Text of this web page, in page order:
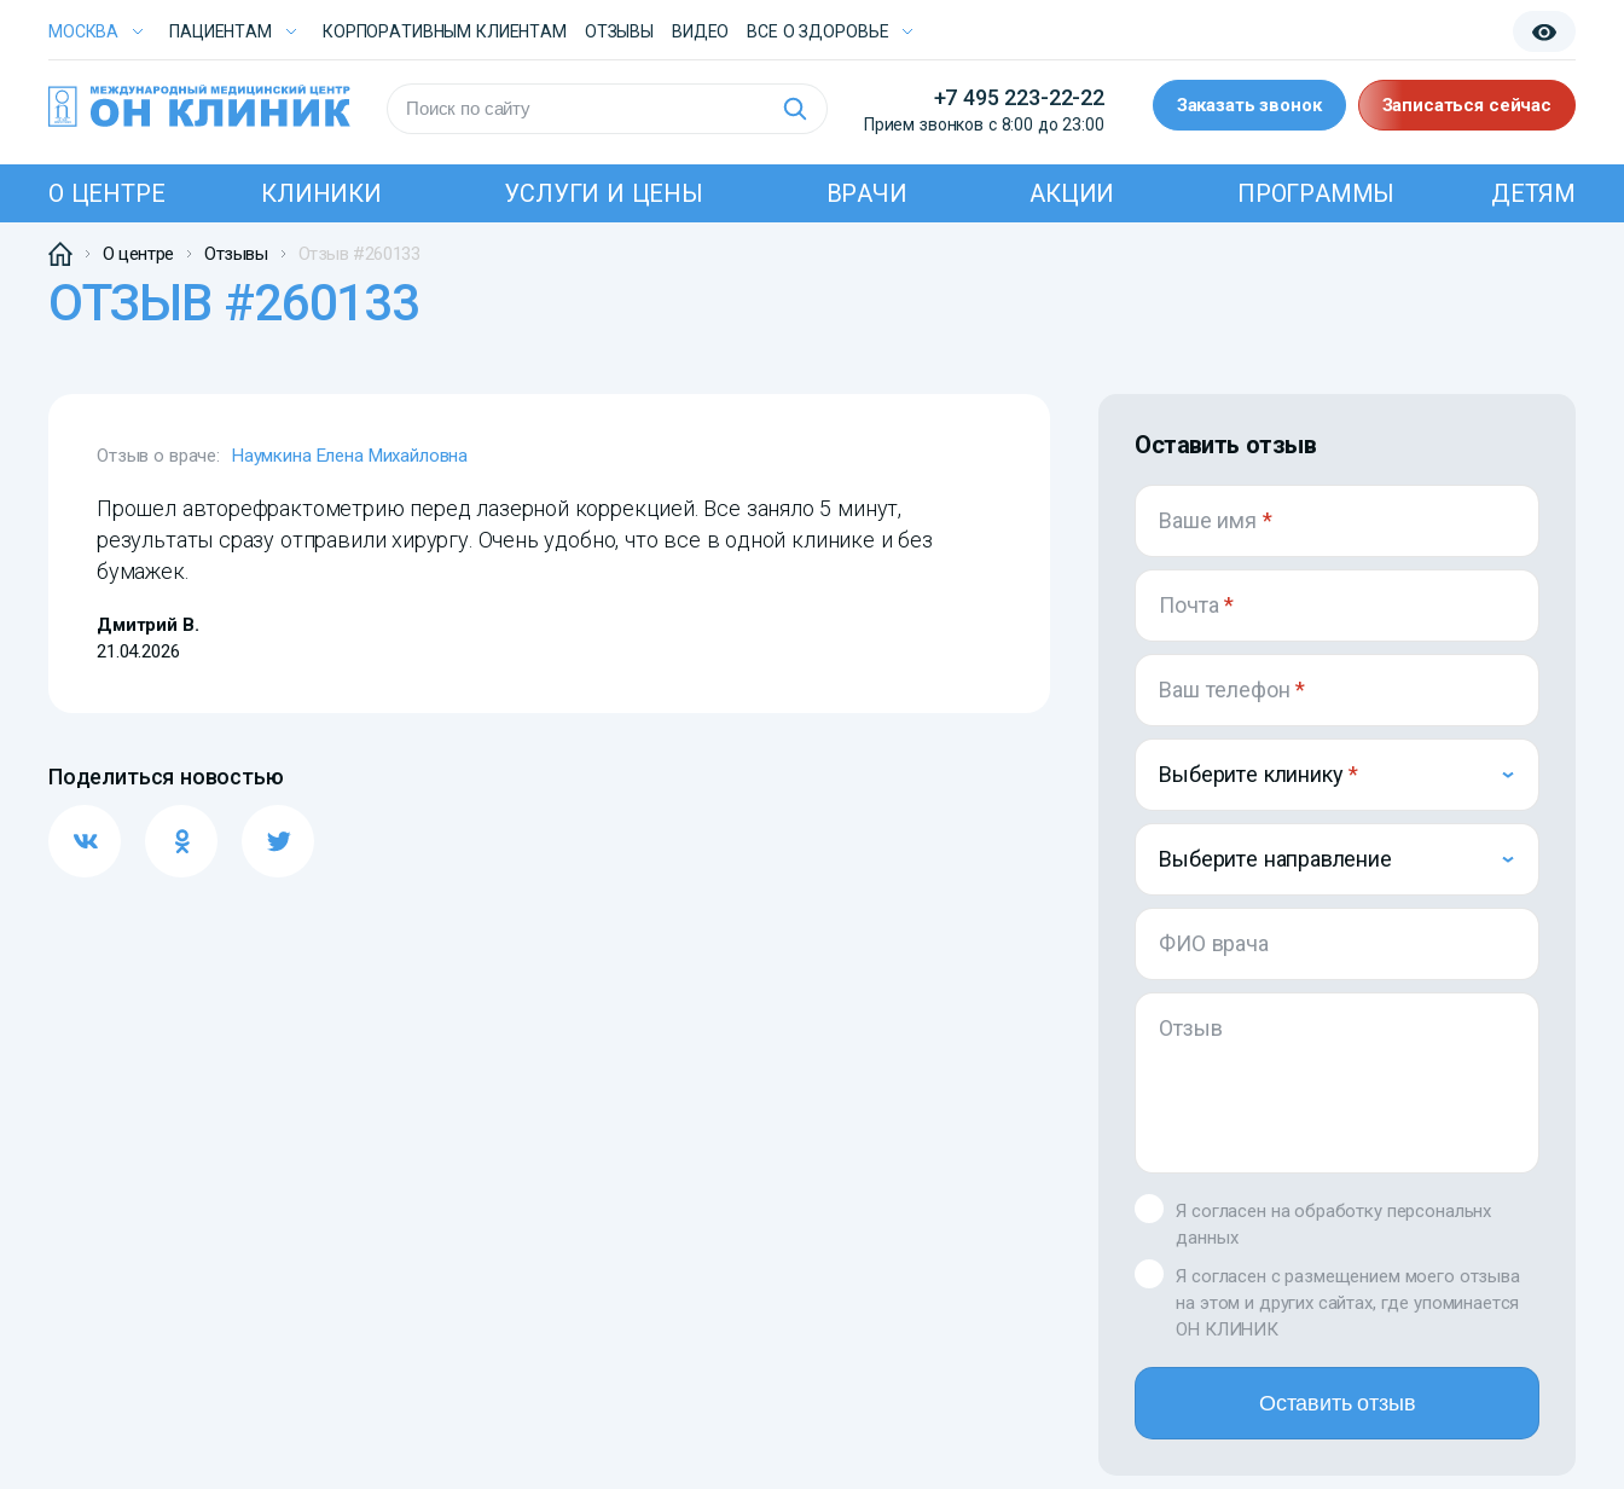
МОСКВА ПАЦИЕНТАМ КОРПОРАТИВНЫМ КЛИЕНТАМ ОТЗЫВЫ ВИДЕО ВСE О ЗДОРОВЬЕ
+7 495 223-22-22
Прием звонков с 8:00 до 23:00
Заказать звонок Записаться сейчас
О ЦЕНТРЕ КЛИНИКИ УСЛУГИ И ЦЕНЫ ВРАЧИ АКЦИИ ПРОГРАММЫ ДЕТЯМ
О центре Отзывы Отзыв #260133
ОТЗЫВ #260133
Отзыв о враче: Наумкина Елена Михайловна
Прошел авторефрактометрию перед лазерной коррекцией. Все заняло 5 минут,
результаты сразу отправили хирургу. Очень удобно, что все в одной клинике и без
бумажек.
Дмитрий В.
21.04.2026
Поделиться новостью
Оставить отзыв
Ваше имя *
Почта*
Ваш телефон*
Выберите клинику
Выберите направление
ФИО врача
Отзыв
Я согласен на обработку персональнх
данных
Я согласен с размещением моего отзыва
на этом и других сайтах, где упоминается
ОН КЛИНИК
Оставить отзыв